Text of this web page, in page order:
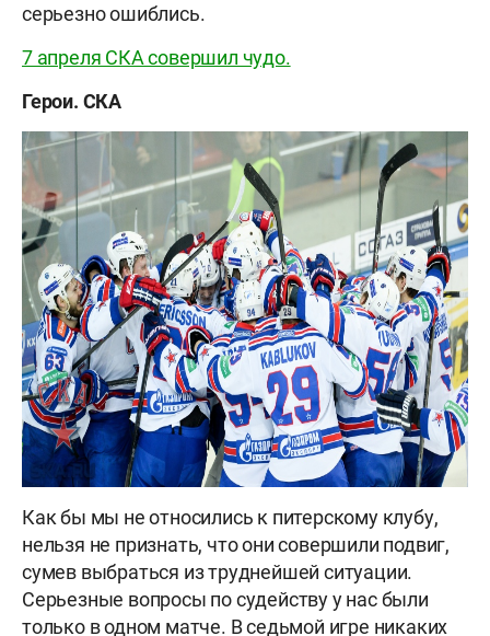
серьезно ошиблись.
7 апреля СКА совершил чудо.
Герои. СКА
Как бы мы не относились к питерскому клубу,
нельзя не признать, что они совершили подвиг,
сумев выбраться из труднейшей ситуации.
Серьезные вопросы по судейству у нас были
только в одном матче. В седьмой игре никаких